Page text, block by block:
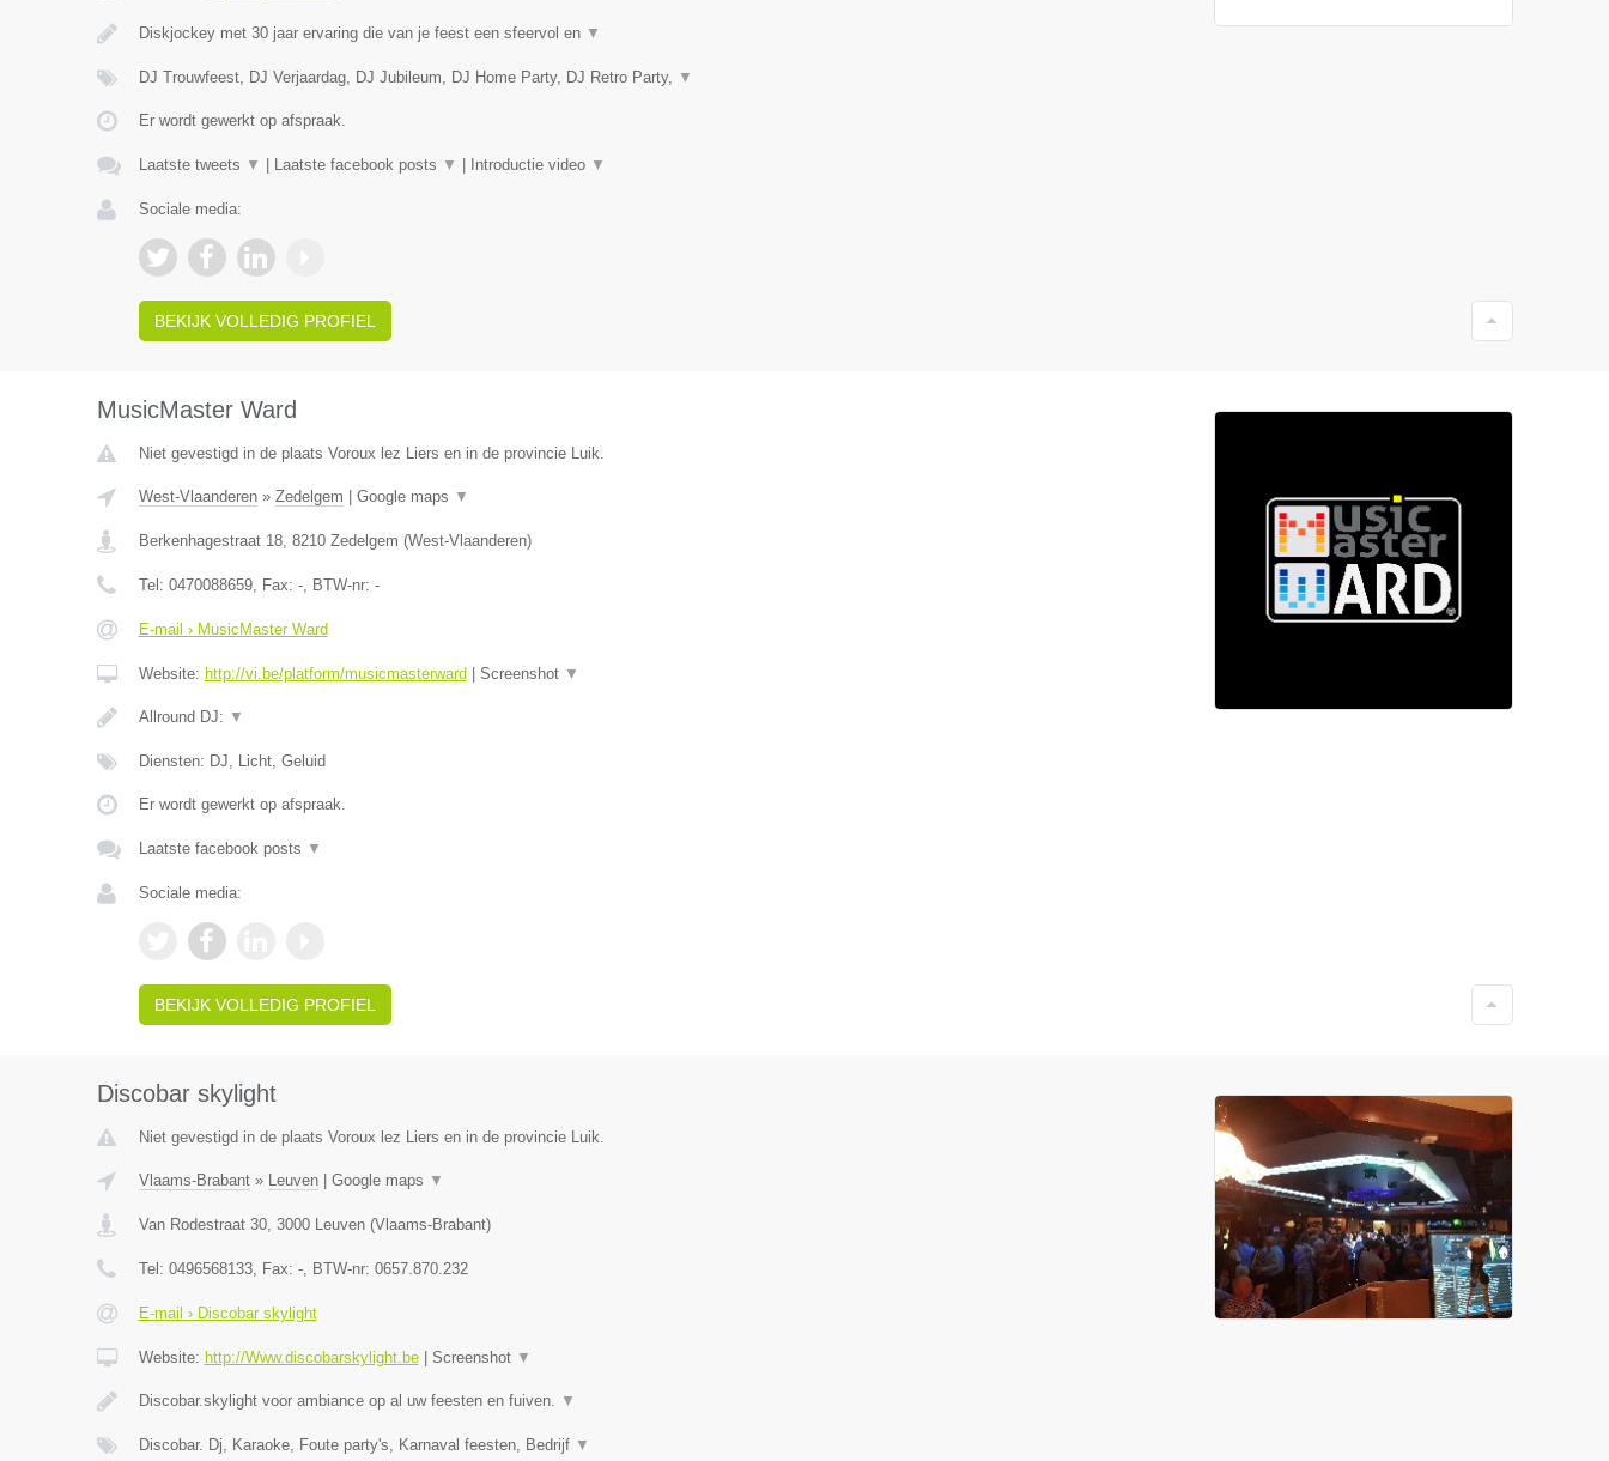
Diskjockey met 30 jaar ervaring die van je feest een sfeervol en ▼
DJ Trouwfeest, DJ Verjaardag, DJ Jubileum, DJ Home Party, DJ Retro Party, ▼
Er wordt gewerkt op afspraak.
Laatste tweets ▼ Laatste facebook posts ▼ Introductie video ▼
Sociale media:
BEKIJK VOLLEDIG PROFIEL
MusicMaster Ward
Niet gevestigd in de plaats Voroux lez Liers en in de provincie Luik.
West-Vlaanderen» Zedelgem Google maps ▼
Berkenhagestraat 18, 8210 Zedelgem (West-Vlaanderen)
Tel: 0470088659, Fax: -, BTW-nr: -
E-mail › MusicMaster Ward
Website: http://vi.be/platform/musicmasterward Screenshot ▼
Allround DJ: ▼
Diensten: DJ, Licht, Geluid
Er wordt gewerkt op afspraak.
Laatste facebook posts ▼
Sociale media:
BEKIJK VOLLEDIG PROFIEL
Discobar skylight
Niet gevestigd in de plaats Voroux lez Liers en in de provincie Luik.
Vlaams-Brabant» Leuven| Google maps ▼
Van Rodestraat 30, 3000 Leuven(Vlaams-Brabant)
Tel: 0496568133, Fax: -, BTW-nr: 0657.870.232
E-mail › Discobar skylight
Website: http://Www.discobarskylight.be| Screenshot ▼
Discobar.skylight voor ambiance op al uw feesten en fuiven. ▼
Discobar. Dj, Karaoke, Foute party's, Karnaval feesten, Bedrijf ▼